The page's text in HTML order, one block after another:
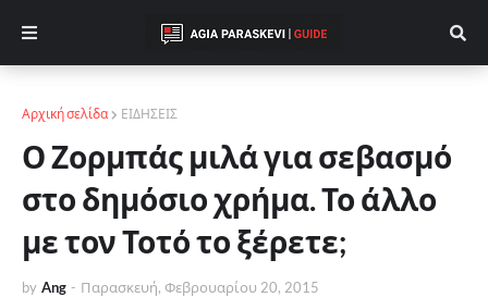
Αρχική σελίδα ΕΙΔΗΣΕΙΣ
Ο Ζορμπάς μιλά για σεβασμό
στο δημόσιο χρήμα. Το άλλο
με τον Τοτό το ξέρετε;
by Ang - Παρασκευή, Φεβρουαρίου 20, 2015